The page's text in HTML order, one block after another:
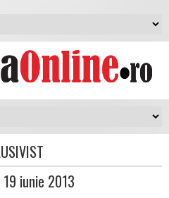
iunie 2013